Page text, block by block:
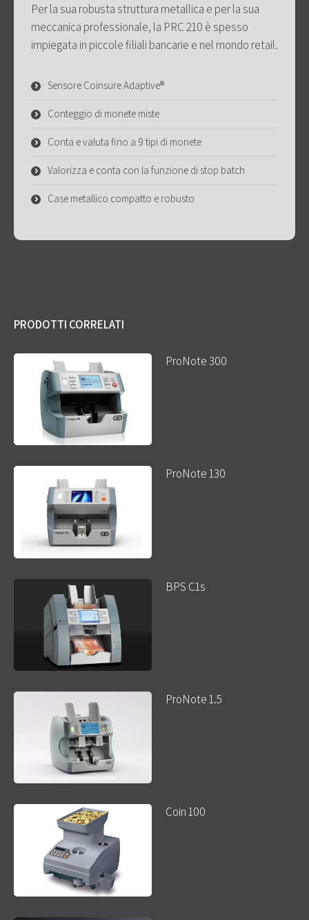
Per la sua robusta struttura metallica e per la sua
meccanica professionale, la PRC 210 è spesso
impiegata in piccole filiali bancarie e nel mondo retail.
Sensore Coinsure Adaptive®
Conteggio di monete miste
Conta e valuta fino a 9 tipi di monete
Valorizza e conta con la funzione di stop batch
Case metallico compatto e robusto
PRODOTTI CORRELATI
ProNote 300
ProNote 130
BPS C1s
ProNote 1.5
Coin 100